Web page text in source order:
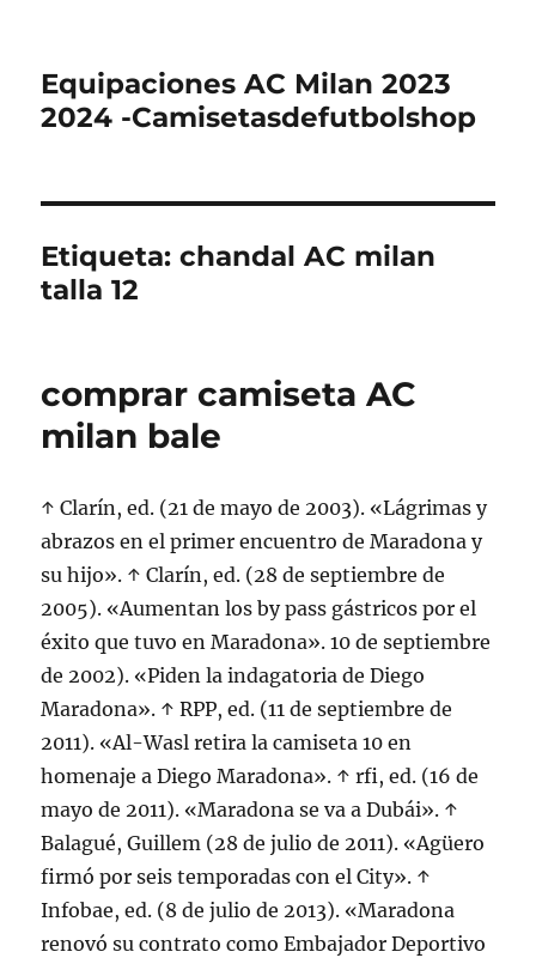
Equipaciones AC Milan 2023
2024 -Camisetasdefutbolshop
Etiqueta:chandal AC milan
talla 12
comprar camiseta AC
milan bale
↑ Clarín, ed. (21 de mayo de 2003). «Lágrimas y
abrazos en el primer encuentro de Maradona y
su hijo». ↑ Clarín, ed. (28 de septiembre de
2005). «Aumentan los by pass gástricos por el
éxito que tuvo en Maradona». 10 de septiembre
de 2002). «Piden la indagatoria de Diego
Maradona». ↑ RPP, ed. (11 de septiembre de
2011). «Al-Wasl retira la camiseta 10 en
homenaje a Diego Maradona». ↑ rfi, ed. (16 de
mayo de 2011). «Maradona se va a Dubái». ↑
Balagué, Guillem (28 de julio de 2011). «Agüero
firmó por seis temporadas con el City». ↑
Infobae, ed. (8 de julio de 2013). «Maradona
renovó su contrato como Embajador Deportivo